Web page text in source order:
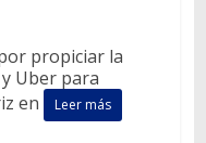
propiciar la
Uber para
en
Leer más